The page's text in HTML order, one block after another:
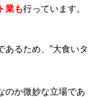
業も行っています。
るため、”大食いタ
のか微妙な立場であ